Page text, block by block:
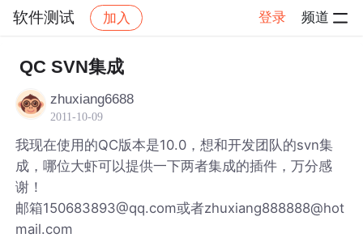
软件测试 加入 登录 频道
社区 软件测试
QC SVN集成
zhuxiang6688
2011-10-09
我现在使用的QC版本是10.0，想和开发团队的svn集
成，哪位大虾可以提供一下两者集成的插件，万分感
谢！
邮箱150683893@qq.com或者zhuxiang888888@hot
mail.com